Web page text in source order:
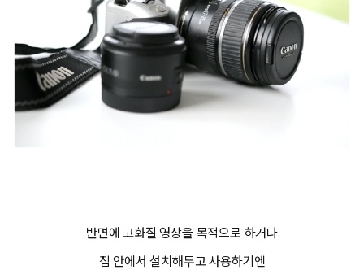
반면에 고화질 영상을 목적으로 하거나
집 안에서 설치해두고 사용하기엔